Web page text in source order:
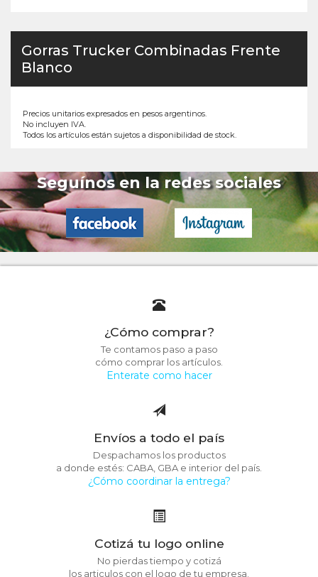
Gorras Trucker Combinadas Frente
Blanco
Precios unitarios expresados en pesos argentinos.
No incluyen IVA.
Todos los artículos están sujetos a disponibilidad de stock.
Seguínos en la redes sociales
¿Cómo comprar?
Te contamos paso a paso
cómo comprar los artículos.
Enterate como hacer
Envíos a todo el país
Despachamos los productos
a donde estés: CABA, GBA e interior del país.
¿Cómo coordinar la entrega?
Cotizá tu logo online
No pierdas tiempo y cotizá
los articulos con el logo de tu empresa.